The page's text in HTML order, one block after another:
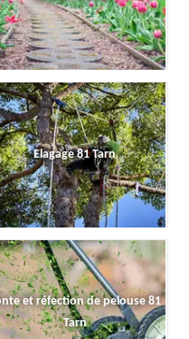
Elagage 81 Tarn
et réfection de pelouse 81
Tarn